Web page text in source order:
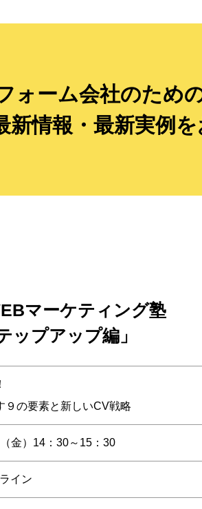
ォーム会社のため
情報・最新実例
マーケティング塾
ップアップ編」
９の要素と新しいCV戦略
金）14：30～15：30
イン